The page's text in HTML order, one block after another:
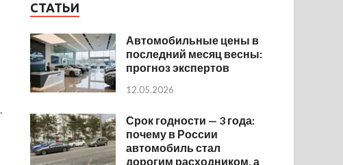
СТАТЬИ
Автомобильные цены в
последний месяц весны:
прогноз экспертов
12.05.2026
Срок годности — 3 года:
почему в России
автомобиль стал
дорогим расходником, а